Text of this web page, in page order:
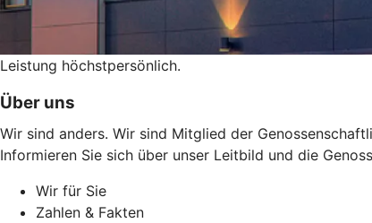
Leistung höchstpersönlich.
Über uns
Wir sind anders. Wir sind Mitglied der
Informieren Sie sich über unser Leitbild und die
Wir für Sie
Zahlen & Fakten